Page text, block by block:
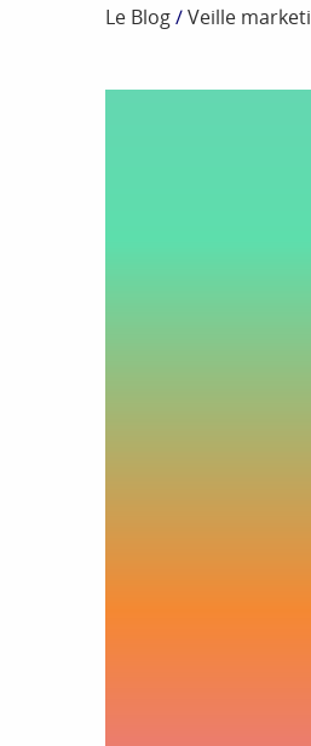
Le Blog/Veille